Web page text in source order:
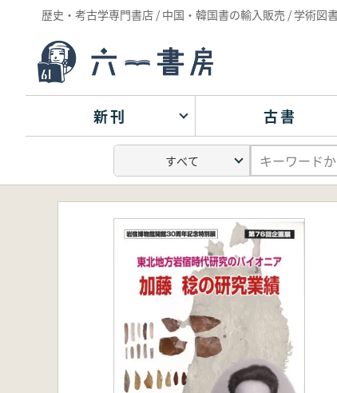
歴史・考古学専門書店 / 中国・韓国書の輸入販売 / 学術図
新刊 古書